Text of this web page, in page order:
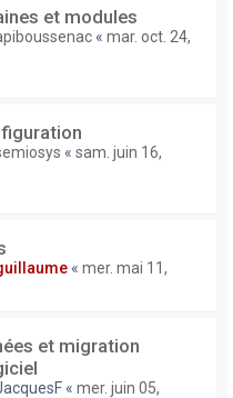
et modules
« mar. oct. 24,
« sam. juin 16,
« mer. mai 11,
et migration
« mer. juin 05,